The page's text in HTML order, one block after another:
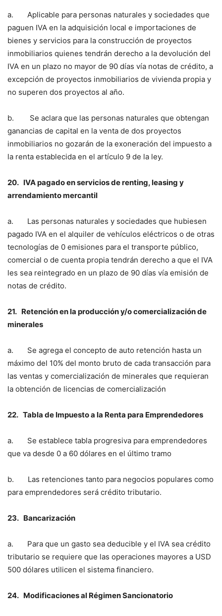
a. Aplicable para personas naturales y sociedades que
paguen IVA en la adquisición local e importaciones de
bienes y servicios para la construcción de proyectos
inmobiliarios quienes tendrán derecho a la devolución del
IVA en un plazo no mayor de 90 días vía notas de crédito, a
excepción de proyectos inmobiliarios de vivienda propia y
no superen dos proyectos al año.
b. Se aclara que las personas naturales que obtengan
ganancias de capital en la venta de dos proyectos
inmobiliarios no gozarán de la exoneración del impuesto a
la renta establecida en el artículo 9 de la ley.
20. IVA pagado en servicios de renting, leasing y
arrendamiento mercantil
a. Las personas naturales y sociedades que hubiesen
pagado IVA en el alquiler de vehículos eléctricos o de otras
tecnologías de 0 emisiones para el transporte público,
comercial o de cuenta propia tendrán derecho a que el IVA
les sea reintegrado en un plazo de 90 días vía emisión de
notas de crédito.
21. Retención en la producción y/o comercialización de
minerales
a. Se agrega el concepto de auto retención hasta un
máximo del 10% del monto bruto de cada transacción para
las ventas y comercialización de minerales que requieran
la obtención de licencias de comercialización
22. Tabla de Impuesto a la Renta para Emprendedores
a. Se establece tabla progresiva para emprendedores
que va desde 0 a 60 dólares en el último tramo
b. Las retenciones tanto para negocios populares como
para emprendedores será crédito tributario.
23. Bancarización
a. Para que un gasto sea deducible y el IVA sea crédito
tributario se requiere que las operaciones mayores a USD
500 dólares utilicen el sistema financiero.
24. Modificaciones al Régimen Sancionatorio